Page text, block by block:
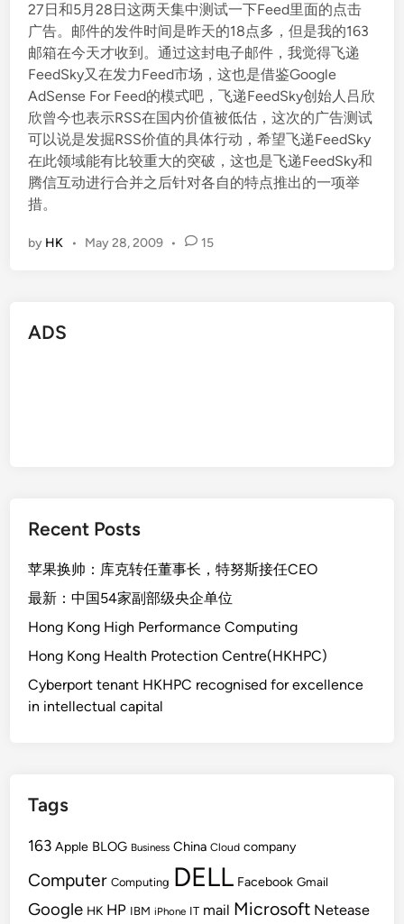
27日和5月28日这两天集中测试一下Feed里面的点击
广告。邮件的发件时间是昨天的18点多，但是我的163
邮箱在今天才收到。通过这封电子邮件，我觉得飞递
FeedSky又在发力Feed市场，这也是借鉴Google
AdSense For Feed的模式吧，飞递FeedSky创始人吕欣
欣曾今也表示RSS在国内价值被低估，这次的广告测试
可以说是发掘RSS价值的具体行动，希望飞递FeedSky
在此领域能有比较重大的突破，这也是飞递FeedSky和
腾信互动进行合并之后针对各自的特点推出的一项举
措。
by HK • May 28, 2009 • 15
ADS
Recent Posts
苹果换帅：库克转任董事长，特努斯接任CEO
最新：中国54家副部级央企单位
Hong Kong High Performance Computing
Hong Kong Health Protection Centre(HKHPC)
Cyberport tenant HKHPC recognised for excellence
in intellectual capital
Tags
163 Apple BLOG Business China Cloud company
Computer Computing DELL Facebook Gmail
Google HK HP IBM iPhone IT mail Microsoft Netease